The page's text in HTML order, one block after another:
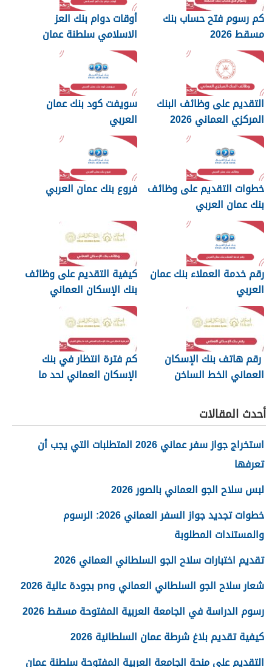
كم رسوم فتح حساب بنك
مسقط 2026
أوقات دوام بنك العز
الاسلامي سلطنة عمان
2026
التقديم على وظائف البنك
المركزي العماني 2026
سويفت كود بنك عمان
العربي
خطوات التقديم على وظائف
بنك عمان العربي
فروع بنك عمان العربي
رقم خدمة العملاء بنك عمان
العربي
كيفية التقديم على وظائف
بنك الإسكان العماني
رقم هاتف بنك الإسكان
العماني الخط الساخن
كم فترة انتظار في بنك
الإسكان العماني لحد ما
أحدث المقالات
استخراج جواز سفر عماني 2026 المتطلبات التي يجب أن
تعرفها
لبس سلاح الجو العماني بالصور 2026
خطوات تجديد جواز السفر العماني 2026: الرسوم
والمستندات المطلوبة
تقديم اختبارات سلاح الجو السلطاني العماني 2026
شعار سلاح الجو السلطاني العماني png بجودة عالية 2026
رسوم الدراسة في الجامعة العربية المفتوحة مسقط 2026
كيفية تقديم بلاغ شرطة عمان السلطانية 2026
التقديم على منحة الجامعة العربية المفتوحة سلطنة عمان